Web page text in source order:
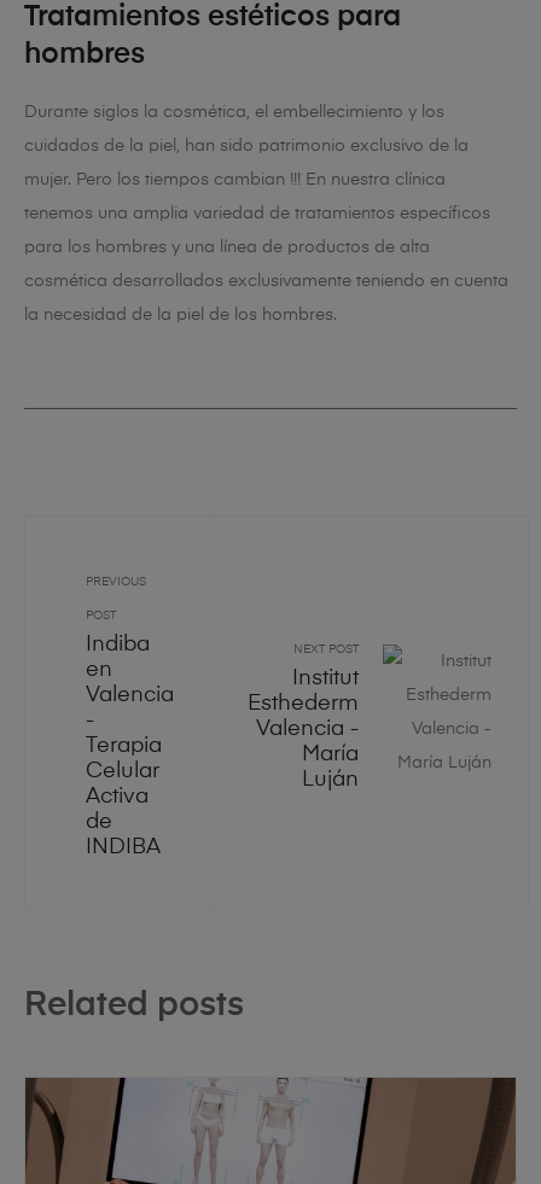
Tratamientos estéticos para
hombres
Durante siglos la cosmética, el embellecimiento y los
cuidados de la piel, han sido patrimonio exclusivo de la
mujer. Pero los tiempos cambian !!! En nuestra clínica
tenemos una amplia variedad de tratamientos específicos
para los hombres y una línea de productos de alta
cosmética desarrollados exclusivamente teniendo en cuenta
la necesidad de la piel de los hombres.
PREVIOUS
POST
Indiba
en
Valencia
-
Terapia
Celular
Activa
de
INDIBA
NEXT POST
Institut
Esthederm
Valencia -
María
Luján
Related posts